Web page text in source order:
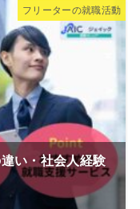
フリーターの就職活動
い・社会人経験